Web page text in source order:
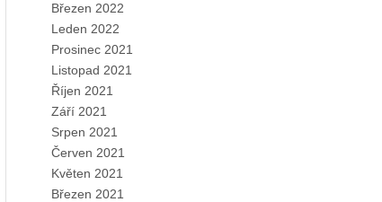
Březen 2022
Leden 2022
Prosinec 2021
Listopad 2021
Říjen 2021
Září 2021
Srpen 2021
Červen 2021
Květen 2021
Březen 2021